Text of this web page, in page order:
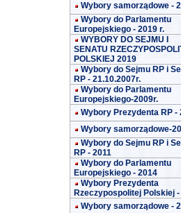
Wybory samorządowe -
Wybory do Parlamentu
Europejskiego - 2019 r.
WYBORY DO SEJMU I
SENATU
POLSKIEJ 2019
Wybory do Sejmu RP i
RP - 21.10.2007r.
Wybory do Parlamentu
Europejskiego-2009r.
Wybory Prezydenta RP -
Wybory samorządowe-
Wybory do Sejmu RP i
RP - 2011
Wybory do Parlamentu
Europejskiego - 2014
Wybory Prezydenta
Rzeczypospolitej Polskiej
Wybory samorządowe -